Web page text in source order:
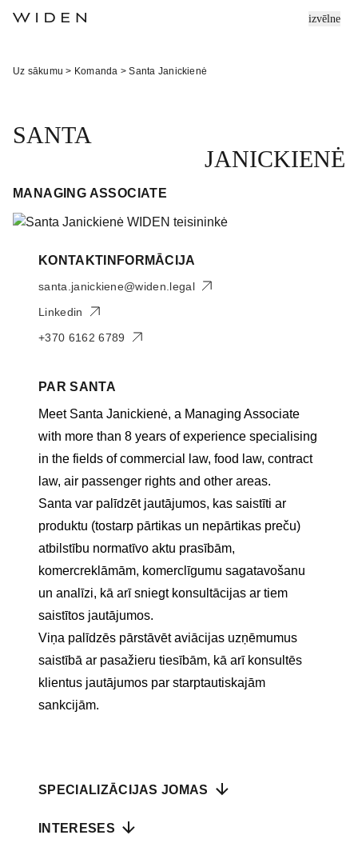
izvēlne
Uz sākumu > Komanda > Santa Janickienė
SANTA
JANICKIENĖ
MANAGING ASSOCIATE
KONTAKTINFORMĀCIJA
santa.janickiene@widen.legal
Linkedin
+370 6162 6789
PARSANTA
Meet Santa Janickienė, a Managing Associate
with more than 8 years of experience specialising
in the fields of commercial law, food law, contract
law, air passenger rights and other areas.
Santa var palīdzēt jautājumos, kas saistīti ar
produktu (tostarp pārtikas un nepārtikas preču)
atbilstību normatīvo aktu prasībām,
komercreklāmām, komerclīgumu sagatavošanu
un analīzi, kā arī sniegt konsultācijas ar tiem
saistītos jautājumos.
Viņa palīdzēs pārstāvēt aviācijas uzņēmumus
saistībā ar pasažieru tiesībām, kā arī konsultēs
klientus jautājumos par starptautiskajām
sankcijām.
SPECIALIZĀCIJAS JOMAS
INTERESES